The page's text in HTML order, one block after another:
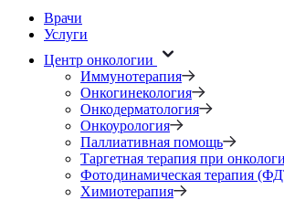
Врачи
Услуги
Центр онкологии
Иммунотерапия
Онкогинекология
Онкодерматология
Онкоурология
Паллиативная помощь
Таргетная терапия при
Фотодинамическая терапия
Химиотерапия